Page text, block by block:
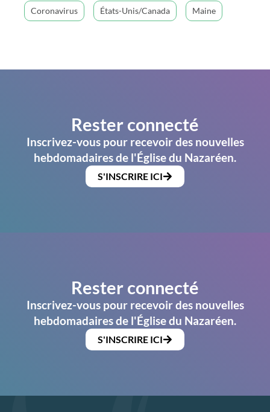
Coronavirus États-Unis/Canada Maine
Rester connecté
Inscrivez-vous pour recevoir des nouvelles
hebdomadaires de l'Église du Nazaréen.
S'INSCRIRE ICI
Rester connecté
Inscrivez-vous pour recevoir des nouvelles
hebdomadaires de l'Église du Nazaréen.
S'INSCRIRE ICI